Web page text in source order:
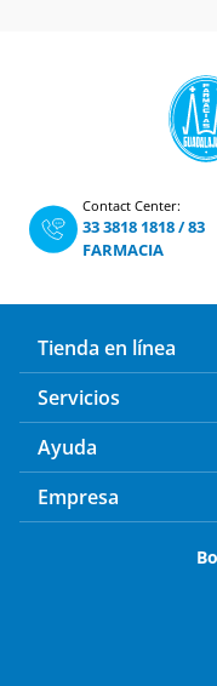
Contact Center:
33 3818 1818/83
FARMACIA
Tienda en línea
Servicios
Ayuda
Empresa